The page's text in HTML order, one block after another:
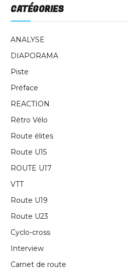
CATÉGORIES
ANALYSE
DIAPORAMA
Piste
Préface
REACTION
Rétro Vélo
Route élites
Route U15
ROUTE U17
VTT
Route U19
Route U23
Cyclo-cross
Interview
Carnet de route